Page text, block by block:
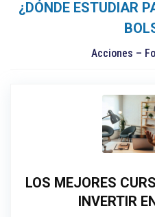
¿DÓNDE ESTUDIAR
Acciones –
LOS MEJORES
INVERTIR